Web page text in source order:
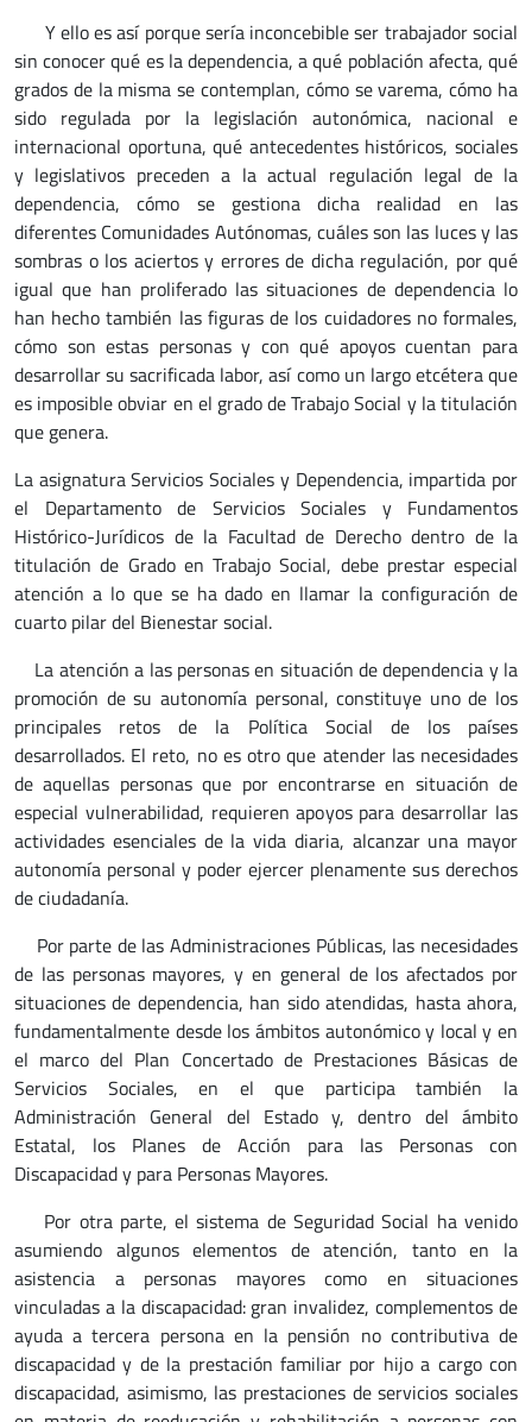
Y ello es así porque sería inconcebible ser trabajador social
sin conocer qué es la dependencia, a qué población afecta, qué
grados de la misma se contemplan, cómo se varema, cómo ha
sido regulada por la legislación autonómica, nacional e
internacional oportuna, qué antecedentes históricos, sociales
y legislativos preceden a la actual regulación legal de la
dependencia, cómo se gestiona dicha realidad en las
diferentes Comunidades Autónomas, cuáles son las luces y las
sombras o los aciertos y errores de dicha regulación, por qué
igual que han proliferado las situaciones de dependencia lo
han hecho también las figuras de los cuidadores no formales,
cómo son estas personas y con qué apoyos cuentan para
desarrollar su sacrificada labor, así como un largo etcétera que
es imposible obviar en el grado de Trabajo Social y la titulación
que genera.
La asignatura Servicios Sociales y Dependencia, impartida por
el Departamento de Servicios Sociales y Fundamentos
Histórico-Jurídicos de la Facultad de Derecho dentro de la
titulación de Grado en Trabajo Social, debe prestar especial
atención a lo que se ha dado en llamar la configuración de
cuarto pilar del Bienestar social.
La atención a las personas en situación de dependencia y la
promoción de su autonomía personal, constituye uno de los
principales retos de la Política Social de los países
desarrollados. El reto, no es otro que atender las necesidades
de aquellas personas que por encontrarse en situación de
especial vulnerabilidad, requieren apoyos para desarrollar las
actividades esenciales de la vida diaria, alcanzar una mayor
autonomía personal y poder ejercer plenamente sus derechos
de ciudadanía.
Por parte de las Administraciones Públicas, las necesidades
de las personas mayores, y en general de los afectados por
situaciones de dependencia, han sido atendidas, hasta ahora,
fundamentalmente desde los ámbitos autonómico y local y en
el marco del Plan Concertado de Prestaciones Básicas de
Servicios Sociales, en el que participa también la
Administración General del Estado y, dentro del ámbito
Estatal, los Planes de Acción para las Personas con
Discapacidad y para Personas Mayores.
Por otra parte, el sistema de Seguridad Social ha venido
asumiendo algunos elementos de atención, tanto en la
asistencia a personas mayores como en situaciones
vinculadas a la discapacidad: gran invalidez, complementos de
ayuda a tercera persona en la pensión no contributiva de
discapacidad y de la prestación familiar por hijo a cargo con
discapacidad, asimismo, las prestaciones de servicios sociales